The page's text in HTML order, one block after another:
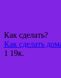
Как сделать?
Как сделать
1 19к.